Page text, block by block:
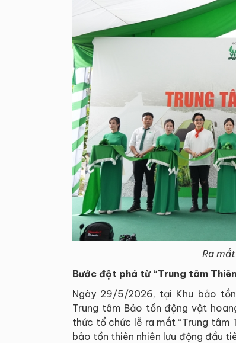
Ra
Bước đột phá từ “Trung tâm
Ngày 29/5/2026, tại Khu bảo tồn
Trung tâm Bảo tồn động vật
thức tổ chức lễ ra mắt “Trung tâm
bảo tồn thiên nhiên lưu động đầu